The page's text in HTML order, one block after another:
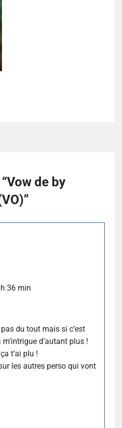
Vow de by
”
36 min
du tout mais si c’est
d’autant plus !
t’ai plu !
les autres perso qui vont